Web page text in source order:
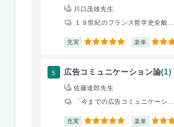
川口茂雄先生
１９世紀のフランス哲学史全般...
充実 5 楽単 4.5
5 広告コミュニケーション論(1)
佐藤達郎先生
「今までの広告コミュニケーシ...
充実 5 楽単 5